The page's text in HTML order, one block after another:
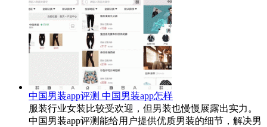
中国男装app评测 中国男装app怎样
服装行业女装比较受欢迎，但男装也慢慢展露出实力。
中国男装app评测能给用户提供优质男装的细节，解决男